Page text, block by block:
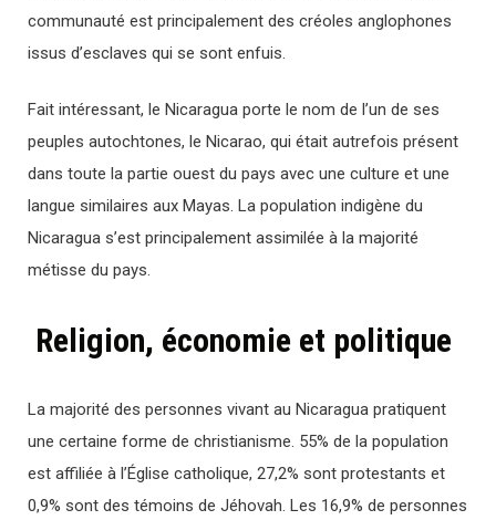
communauté est principalement des créoles anglophones
issus d’esclaves qui se sont enfuis.
Fait intéressant, le Nicaragua porte le nom de l’un de ses
peuples autochtones, le Nicarao, qui était autrefois présent
dans toute la partie ouest du pays avec une culture et une
langue similaires aux Mayas. La population indigène du
Nicaragua s’est principalement assimilée à la majorité
métisse du pays.
Religion, économie et politique
La majorité des personnes vivant au Nicaragua pratiquent
une certaine forme de christianisme. 55% de la population
est affiliée à l’Église catholique, 27,2% sont protestants et
0,9% sont des témoins de Jéhovah. Les 16,9% de personnes